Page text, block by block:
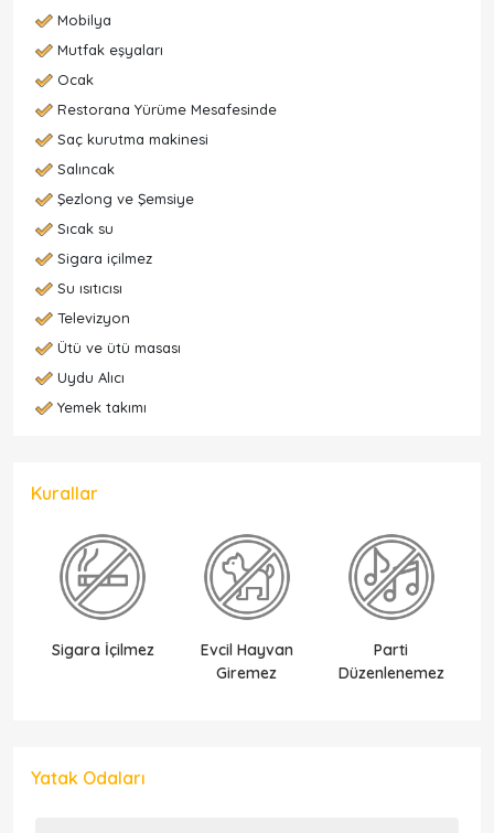
Mobilya
Mutfak eşyaları
Ocak
Restorana Yürüme Mesafesinde
Saç kurutma makinesi
Salıncak
Şezlong ve Şemsiye
Sıcak su
Sigara içilmez
Su ısıtıcısı
Televizyon
Ütü ve ütü masası
Uydu Alıcı
Yemek takımı
Kurallar
Sigara İçilmez
Evcil Hayvan
Giremez
Parti
Düzenlenemez
Yatak Odaları